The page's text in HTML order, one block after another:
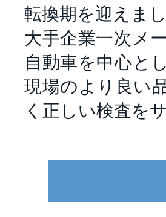
転換期を迎えまし
大手企業一次メ
自動車を中心と
現場のより良い
く正しい検査を